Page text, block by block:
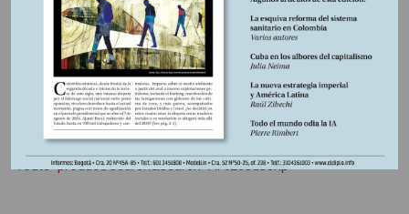
https://libreria.desdeabajo.info/index.php?
route=product/search&search=A.%20suscrip